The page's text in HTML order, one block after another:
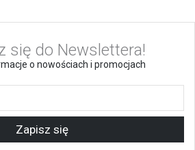
się do Newslettera!
o nowościach i promocjach
Zapisz się